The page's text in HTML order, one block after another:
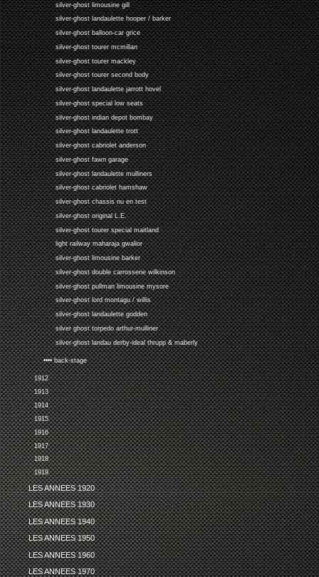
silver-ghost limousine gill
silver-ghost landaulette hooper / barker
silver-ghost balloon-car grice
silver-ghost tourer mcmillan
silver-ghost tourer mackley
silver-ghost tourer second body
silver-ghost landaulette jarrott hovel
silver-ghost special low seats
silver-ghost indian depot bombay
silver-ghost landaulette trott
silver-ghost cabriolet anderson
silver-ghost fawn garage
silver-ghost landaulette mulliners
silver-ghost cabriolet hamshaw
silver-ghost chassis nu en test
silver-ghost original L.E.
silver-ghost tourer special maitland
light railway maharaja gwalior
silver-ghost limousine barker
silver-ghost double carrosserie wilkinson
silver-ghost pullman limousine mysore
silver-ghost lord montagu / willis
silver-ghost landaulette godden
silver ghost torpedo arthur-mulliner
silver-ghost landau derby-ideal thrupp & maberly
•••• back-stage
1912
1913
1914
1915
1916
1917
1918
1919
LES ANNEES 1920
LES ANNEES 1930
LES ANNEES 1940
LES ANNEES 1950
LES ANNEES 1960
LES ANNEES 1970